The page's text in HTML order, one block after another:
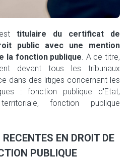
titulaire du certificat de
public
avec une mention
la fonction publique . A ce titre,
devant tous les tribunaux
dans des litiges concernant les
: fonction publique d'Etat,
fonction publique
EN DROIT DE
PUBLIQUE